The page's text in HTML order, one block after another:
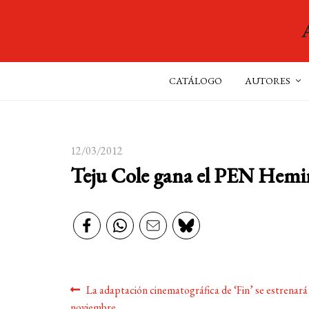
CATÁLOGO AUTORES
12/03/2012
Teju Cole gana el PEN
Navegación
Anterior:
La adaptación cinematográfica de ‘Fin’ se